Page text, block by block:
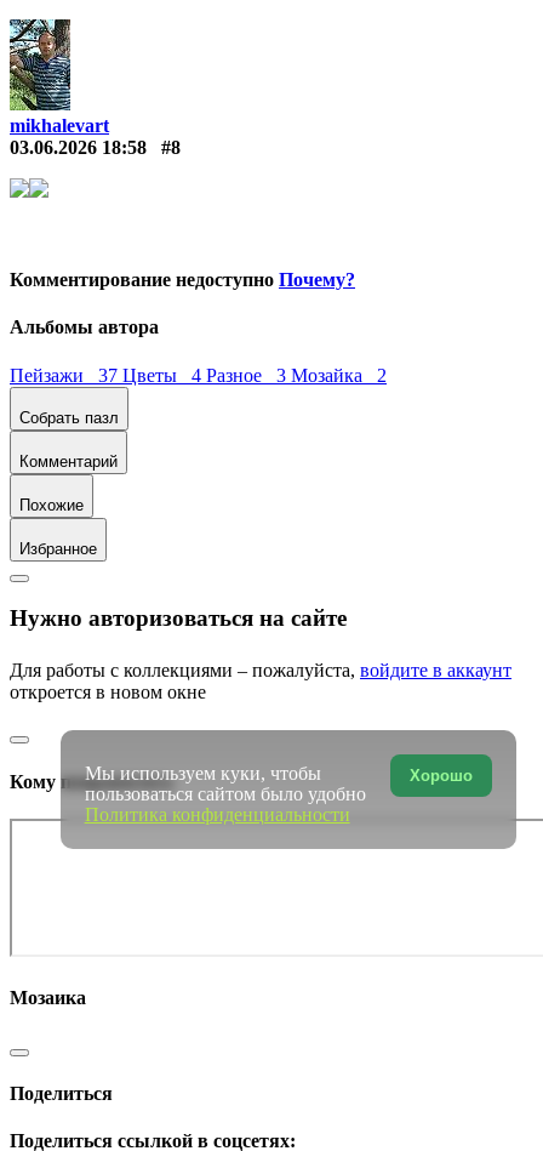
mikhalevart
03.06.2026 18:58
#8
Комментирование недоступно Почему?
Альбомы автора
Пейзажи 37 Цветы 4 Разное 3 Мозайка 2
Собрать пазл
Комментарий
Похожие
Избранное
Нужно авторизоваться на сайте
Для работы с коллекциями – пожалуйста, войдите в аккаунт
откроется в новом окне
Кому понравилось
Мозаика
Поделиться
Поделиться ссылкой в соцсетях:
Хорошо
Мы используем куки, чтобы
пользоваться сайтом было удобно
Политика конфиденциальности